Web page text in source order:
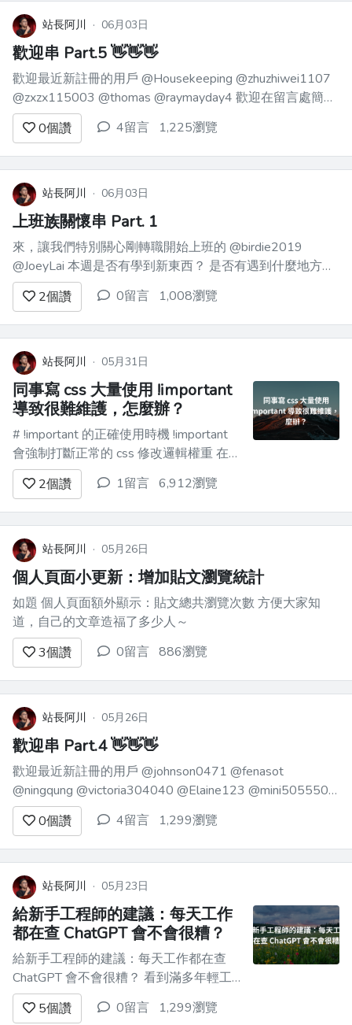
站長阿川 · 06月03日
歡迎串 Part.5 👋👋👋
歡迎最近新註冊的用戶 @Housekeeping @zhuzhiwei1107
@zxzx115003 @thomas @raymayday4 歡迎在留言處簡單
自介一下～ 可以說一下從哪邊發現這論壇的～最近在學什
麼東西～或者是關於你的一件小趣事～ 也請大家多多回覆
別人的留言，...
0個讚 4留言 1,225瀏覽
站長阿川 · 06月03日
上班族關懷串 Part. 1
來，讓我們特別關心剛轉職開始上班的 @birdie2019
@JoeyLai 本週是否有學到新東西？ 是否有遇到什麼地方卡
關？ 隨時歡迎上來分享工作筆記 or 上來發問卡關問題～
2個讚 0留言 1,008瀏覽
站長阿川 · 05月31日
同事寫 css 大量使用 !important
導致很難維護，怎麼辦？
# !important 的正確使用時機 !important
會強制打斷正常的 css 修改邏輯權重 在
我十年的工作經驗中，只有兩種情況會這
樣用 第一個是寫 utility css class 的時候
例如 `.text-center` `.text-right` 這種輔
助...
2個讚 1留言 6,912瀏覽
站長阿川 · 05月26日
個人頁面小更新：增加貼文瀏覽統計
如題 個人頁面額外顯示：貼文總共瀏覽次數 方便大家知
道，自己的文章造福了多少人～
3個讚 0留言 886瀏覽
站長阿川 · 05月26日
歡迎串 Part.4 👋👋👋
歡迎最近新註冊的用戶 @johnson0471 @fenasot
@ningqung @victoria304040 @Elaine123 @mini505550
@ryan1690 @unicorn44739 @UrMomSoPretty
@a8566012 @z2953808 @simon...
0個讚 4留言 1,299瀏覽
站長阿川 · 05月23日
給新手工程師的建議：每天工作
都在查 ChatGPT 會不會很糟？
給新手工程師的建議：每天工作都在查
ChatGPT 會不會很糟？ 看到滿多年輕工
程師提問：工作時經常查 ChatGPT，感
覺不太踏實，沒關係嗎？ 讓我簡單談論
5個讚 0留言 1,299瀏覽